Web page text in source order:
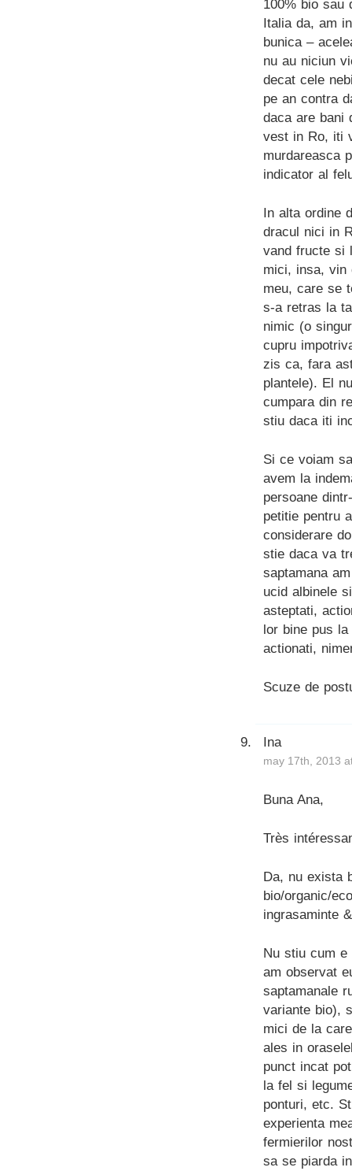
100% bio sau
Italia da, am
bunica –
nu au niciun
decat cele
pe an contra
daca are bani
vest in Ro, iti
murdareasca
indicator al
In alta ordine
dracul nici in
vand fructe si
mici, insa, vin
meu, care se
s-a retras la
nimic (o
cupru
zis ca, fara
plantele). El
cumpara din
stiu daca iti
Si ce voiam
avem la
persoane
petitie pentru
considerare
stie daca va
saptamana
ucid albinele
asteptati,
lor bine pus
actionati,
Scuze de
Ina
may 17th, 2013
Buna Ana,
Très
Da, nu exista
bio/organic/
ingrasaminte
Nu stiu cum e
am observat
saptamanale
variante bio),
mici de la
ales in
punct incat
la fel si
ponturi, etc.
experienta
fermierilor
sa se piarda